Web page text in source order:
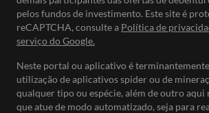
pelos fundos de investimento. Este site é
reCAPTCHA, consulte a Política de
serviço do Google.
Neste portal ou aplicativo é
utilização de aplicativos spider ou de
qualquer tipo ou espécie, além de outro aqui
que atue de modo automatizado, seja para